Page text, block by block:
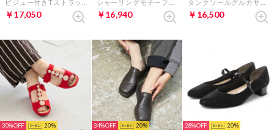
￥17,050 ￥16,940 ￥16,500
30% 20 34% 20 28% 20